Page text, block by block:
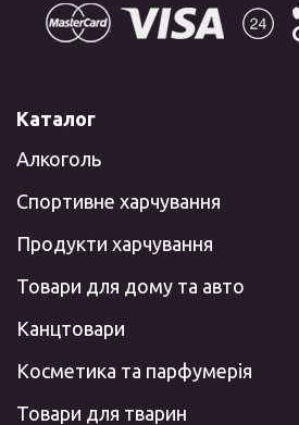
Каталог
Алкоголь
Спортивне харчування
Продукти харчування
Товари для дому та авто
Канцтовари
Косметика та парфумерія
Товари для тварин